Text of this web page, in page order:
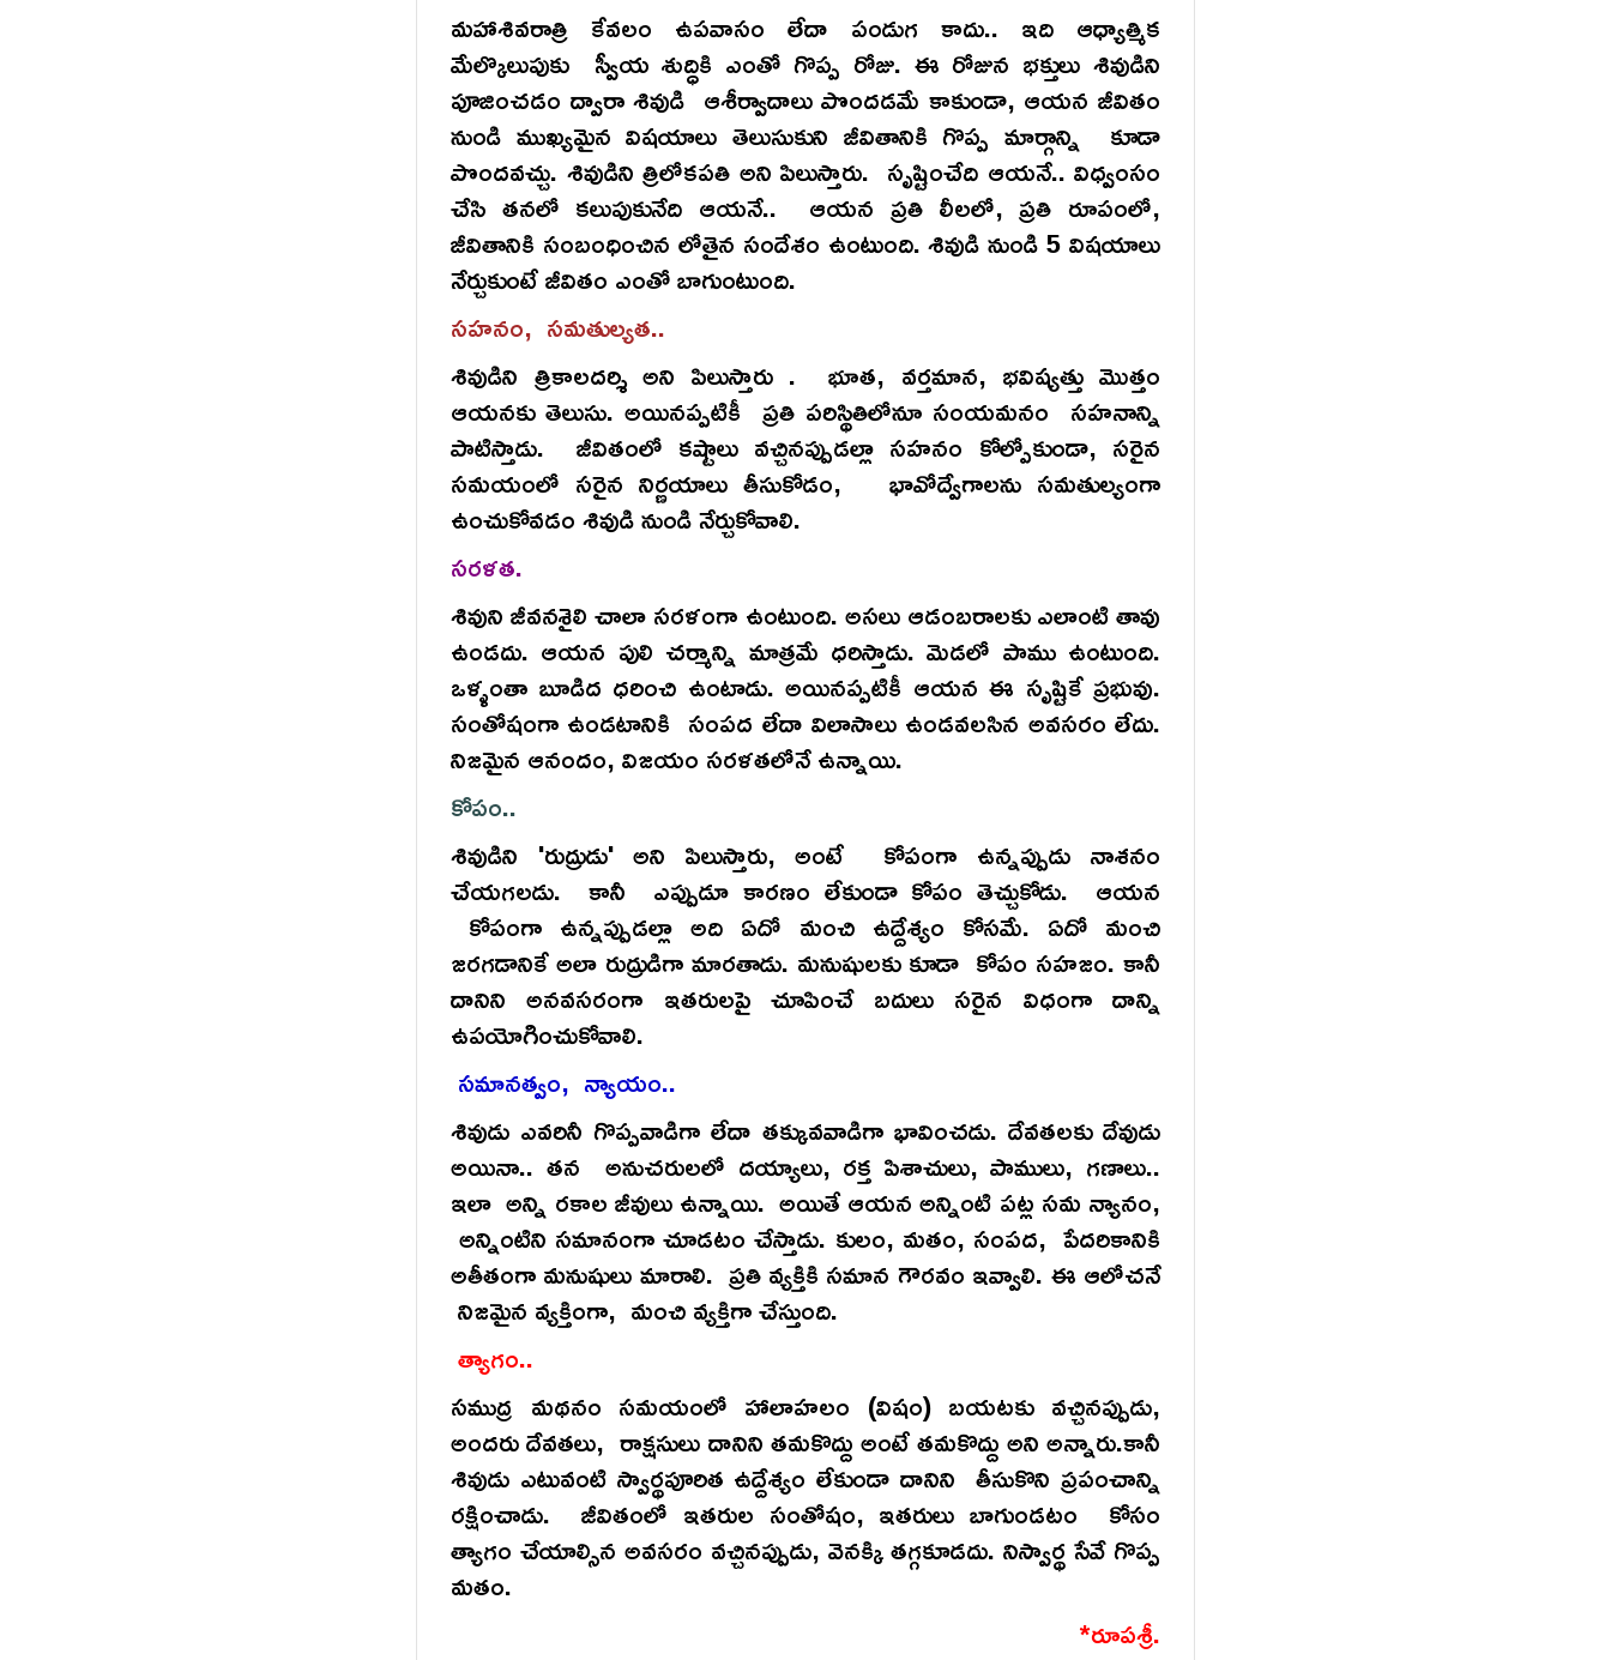
మహాశివరాత్రి కేవలం ఉపవాసం లేదా పండుగ కాదు.. ఇది ఆధ్యాత్మిక
మేల్కొలుపుకు స్వీయ శుద్ధికి ఎంతో గొప్ప రోజు. ఈ రోజున భక్తులు శివుడిని
పూజించడం ద్వారా శివుడి ఆశీర్వాదాలు పొందడమే కాకుండా, ఆయన జీవితం
నుండి ముఖ్యమైన విషయాలు తెలుసుకుని జీవితానికి గొప్ప మార్గాన్ని కూడా
పొందవచ్చు. శివుడిని త్రిలోకపతి అని పిలుస్తారు. సృష్టించేది ఆయనే.. విధ్వంసం
చేసి తనలో కలుపుకునేది ఆయనే.. ఆయన ప్రతి లీలలో, ప్రతి రూపంలో,
జీవితానికి సంబంధించిన లోతైన సందేశం ఉంటుంది. శివుడి నుండి 5 విషయాలు
నేర్చుకుంటే జీవితం ఎంతో బాగుంటుంది.
సహనం, సమతుల్యత..
శివుడిని త్రికాలదర్శి అని పిలుస్తారు . భూత, వర్తమాన, భవిష్యత్తు మొత్తం
ఆయనకు తెలుసు. అయినప్పటికీ ప్రతి పరిస్థితిలోనూ సంయమనం సహనాన్ని
పాటిస్తాడు. జీవితంలో కష్టాలు వచ్చినప్పుడల్లా సహనం కోల్పోకుండా, సరైన
సమయంలో సరైన నిర్ణయాలు తీసుకోడం, భావోద్వేగాలను సమతుల్యంగా
ఉంచుకోవడం శివుడి నుండి నేర్చుకోవాలి.
సరళత.
శివుని జీవనశైలి చాలా సరళంగా ఉంటుంది. అసలు ఆడంబరాలకు ఎలాంటి తావు
ఉండదు. ఆయన పులి చర్మాన్ని మాత్రమే ధరిస్తాడు. మెడలో పాము ఉంటుంది.
ఒళ్ళంతా బూడిద ధరించి ఉంటాడు. అయినప్పటికీ ఆయన ఈ సృష్టికే ప్రభువు.
సంతోషంగా ఉండటానికి సంపద లేదా విలాసాలు ఉండవలసిన అవసరం లేదు.
నిజమైన ఆనందం, విజయం సరళతలోనే ఉన్నాయి.
కోపం..
శివుడిని 'రుద్రుడు' అని పిలుస్తారు, అంటే కోపంగా ఉన్నప్పుడు నాశనం
చేయగలడు. కానీ ఎప్పుడూ కారణం లేకుండా కోపం తెచ్చుకోడు. ఆయన
కోపంగా ఉన్నప్పుడల్లా అది ఏదో మంచి ఉద్దేశ్యం కోసమే. ఏదో మంచి
జరగడానికే అలా రుద్రుడిగా మారతాడు. మనుషులకు కూడా కోపం సహజం. కానీ
దానిని అనవసరంగా ఇతరులపై చూపించే బదులు సరైన విధంగా దాన్ని
ఉపయోగించుకోవాలి.
సమానత్వం, న్యాయం..
శివుడు ఎవరినీ గొప్పవాడిగా లేదా తక్కువవాడిగా భావించడు. దేవతలకు దేవుడు
అయినా.. తన అనుచరులలో దయ్యాలు, రక్త పిశాచులు, పాములు, గణాలు..
ఇలా అన్ని రకాల జీవులు ఉన్నాయి. అయితే ఆయన అన్నింటి పట్ల సమ న్యానం,
అన్నింటిని సమానంగా చూడటం చేస్తాడు. కులం, మతం, సంపద, పేదరికానికి
అతీతంగా మనుషులు మారాలి. ప్రతి వ్యక్తికి సమాన గౌరవం ఇవ్వాలి. ఈ ఆలోచనే
నిజమైన వ్యక్తింగా, మంచి వ్యక్తిగా చేస్తుంది.
త్యాగం..
సముద్ర మథనం సమయంలో హాలాహలం (విషం) బయటకు వచ్చినప్పుడు,
అందరు దేవతలు, రాక్షసులు దానిని తమకొద్దు అంటే తమకొద్దు అని అన్నారు.కానీ
శివుడు ఎటువంటి స్వార్థపూరిత ఉద్దేశ్యం లేకుండా దానిని తీసుకొని ప్రపంచాన్ని
రక్షించాడు. జీవితంలో ఇతరుల సంతోషం, ఇతరులు బాగుండటం కోసం
త్యాగం చేయాల్సిన అవసరం వచ్చినప్పుడు, వెనక్కి తగ్గకూడదు. నిస్వార్థ సేవే గొప్ప
మతం.
*రూపశ్రీ.